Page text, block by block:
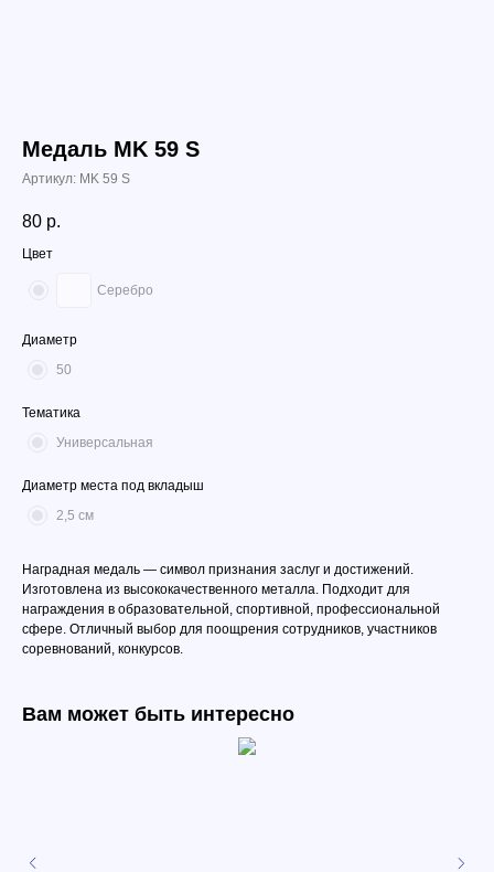
Медаль МK 59 S
Артикул: МK 59 S
80 р.
Цвет
Серебро
Диаметр
50
Тематика
Универсальная
Диаметр места под вкладыш
2,5 см
Наградная медаль — символ признания заслуг и достижений.
Изготовлена из высококачественного металла. Подходит для
награждения в образовательной, спортивной, профессиональной
сфере. Отличный выбор для поощрения сотрудников, участников
соревнований, конкурсов.
Вам может быть интересно